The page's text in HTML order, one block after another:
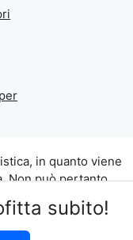
subito!
in quanto viene
Non può pertanto
della legge n. 62
snc, 90010 Lascari